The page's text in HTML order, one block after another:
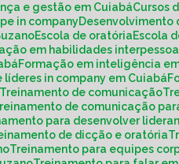
e gestão em Cuiabá
in company
Escola de oratória Escola
em habilidades
Formação em inteligência
líderes in company em Cuiabá
Treinamento de comunicação
Treinamento de comunicação
para desenvolver
de dicção e oratória
Treinamento para equipes